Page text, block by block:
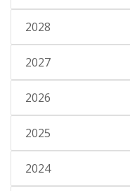
2028
2027
2026
2025
2024